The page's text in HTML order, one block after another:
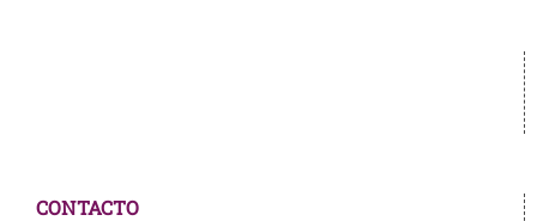
CONTACTO